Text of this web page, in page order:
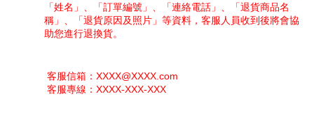
「姓名」、「訂單編號」、「連絡電話」、「退貨商品名
稱」、「退貨原因及照片」等資料，客服人員收到後將會協
助您進行退換貨。
客服信箱：XXXX@XXXX.com
客服專線：XXXX-XXX-XXX